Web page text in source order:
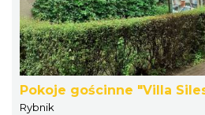
Pokoje gościnne "Villa
Rybnik